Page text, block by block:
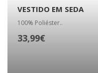
VESTIDO EM SEDA
100% Poliéster..
33,99€